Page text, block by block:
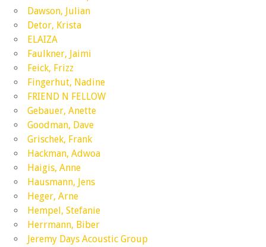
Dawson, Julian
Detor, Krista
ELAIZA
Faulkner, Jaimi
Feick, Frizz
Fingerhut, Nadine
FRIEND N FELLOW
Gebauer, Anette
Goodman, Dave
Grischek, Frank
Hackman, Adwoa
Haigis, Anne
Hausmann, Jens
Heger, Arne
Hempel, Stefanie
Herrmann, Biber
Jeremy Days Acoustic Group